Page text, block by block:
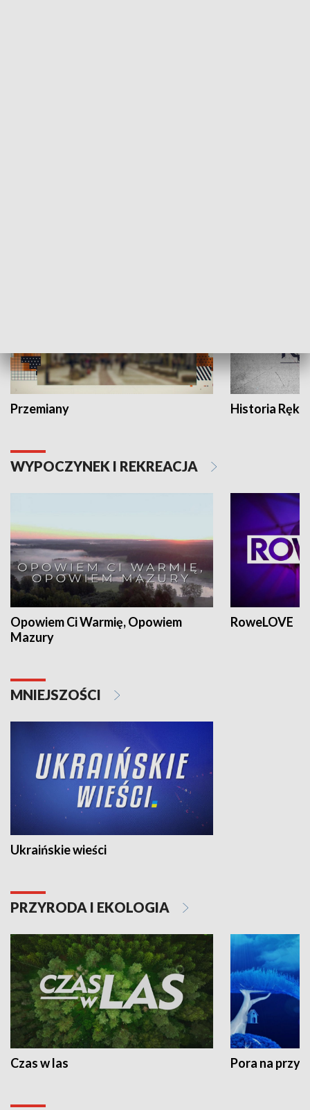
Przemiany Historia Ręką
WYPOCZYNEK I REKREACJA
Opowiem Ci Warmię, Opowiem
Mazury
RoweLOVE
MNIEJSZOŚCI
Ukraińskie wieści
PRZYRODA I EKOLOGIA
Czas w las Pora na